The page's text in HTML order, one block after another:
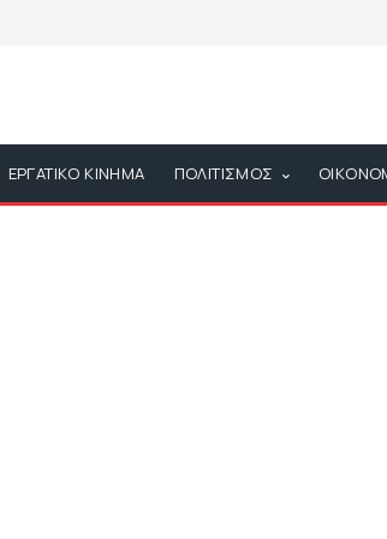
ΕΡΓΑΤΙΚΟ ΚΙΝΗΜΑ ΠΟΛΙΤΙΣΜΟΣ